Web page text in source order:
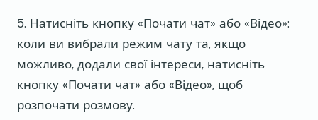
5. Натисніть кнопку «Почати чат» або «Відео»:
коли ви вибрали режим чату та, якщо
можливо, додали свої інтереси, натисніть
кнопку «Почати чат» або «Відео», щоб
розпочати розмову.